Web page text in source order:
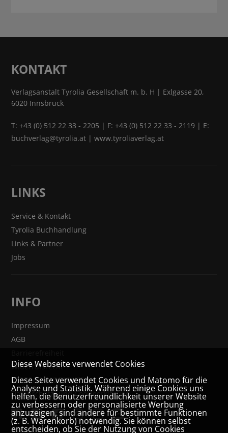
KONTAKT
Verlagsanstalt Tyrolia Gesellschaft m. b. H | Exlgasse 20,
6020 Innsbruck
T:+43 (0) 512 22 33 - 2205 | F: +43 (0) 512 22 33 - 2119 | E:
buchverlag@tyrolia.at |www.tyroliaverlag.at
LINKS
Service & Kontakt
Tyrolia Buchhandlung
Links & Partner
Jobs
INFO
Impressum
AGB
Widerrufsrecht
VERTRAG WIDERRUFEN
Datenschutz- und Cookieerklärung
Diese Webseite verwendet Cookies
Diese Seite verwendet Cookies und Matomo für die
Analyse und Statistik. Während einige Cookies uns
helfen, die Benutzerfreundlichkeit unserer Website
zu verbessern oder personalisierte Werbung
anzuzeigen, sind andere für bestimmte Funktionen
(z. B. Warenkorb) notwendig. Sie können selbst
entscheiden, ob Sie der Nutzung von Cookies